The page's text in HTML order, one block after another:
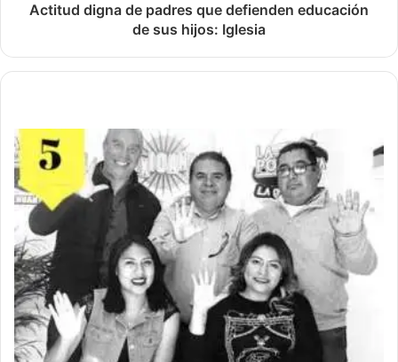
Actitud digna de padres que defienden educación
de sus hijos: Iglesia